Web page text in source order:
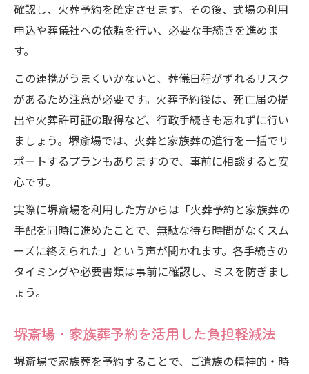
確認し、火葬予約を確定させます。その後、式場の利用
申込や葬儀社への依頼を行い、必要な手続きを進めま
す。
この連携がうまくいかないと、葬儀日程がずれるリスク
があるため注意が必要です。火葬予約後は、死亡届の提
出や火葬許可証の取得など、行政手続きも忘れずに行い
ましょう。堺斎場では、火葬と家族葬の進行を一括でサ
ポートするプランもありますので、事前に相談すると安
心です。
実際に堺斎場を利用した方からは「火葬予約と家族葬の
手配を同時に進めたことで、無駄な待ち時間がなくスム
ーズに終えられた」という声が聞かれます。各手続きの
タイミングや必要書類は事前に確認し、ミスを防ぎまし
ょう。
堺斎場・家族葬予約を活用した負担軽減法
堺斎場で家族葬を予約することで、ご遺族の精神的・時